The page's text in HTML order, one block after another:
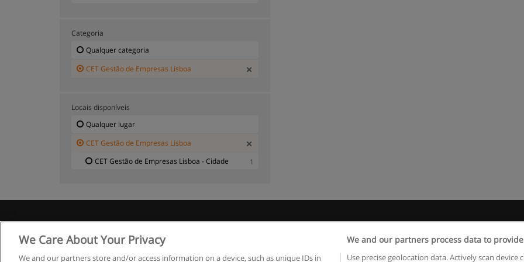
Categoria
Qualquer categoria
CET Gestão de Empresas Lisboa
Locais disponíveis
Qualquer lugar
CET Gestão de Empresas Lisboa
CET Gestão de Empresas Lisboa - Cidade
1
Copyright © Educaedu Business S.L. - CIF : B-95610580: - www.educaedu.com.pt
We Care About Your Privacy
We and our partners store and/or access information on a device, such as unique IDs in
We and our partners process data to
Use precise geolocation data. Actively scan device